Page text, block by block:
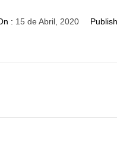
: 15 de Abril, 2020